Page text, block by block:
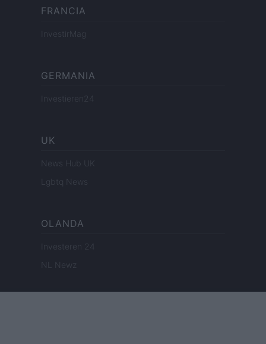
FRANCIA
InvestirMag
GERMANIA
Investieren24
UK
News Hub UK
Lgbtq News
OLANDA
Investeren 24
NL Newz